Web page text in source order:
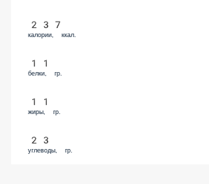
237
калории, ккал.
11
белки, гр.
11
жиры, гр.
23
углеводы, гр.